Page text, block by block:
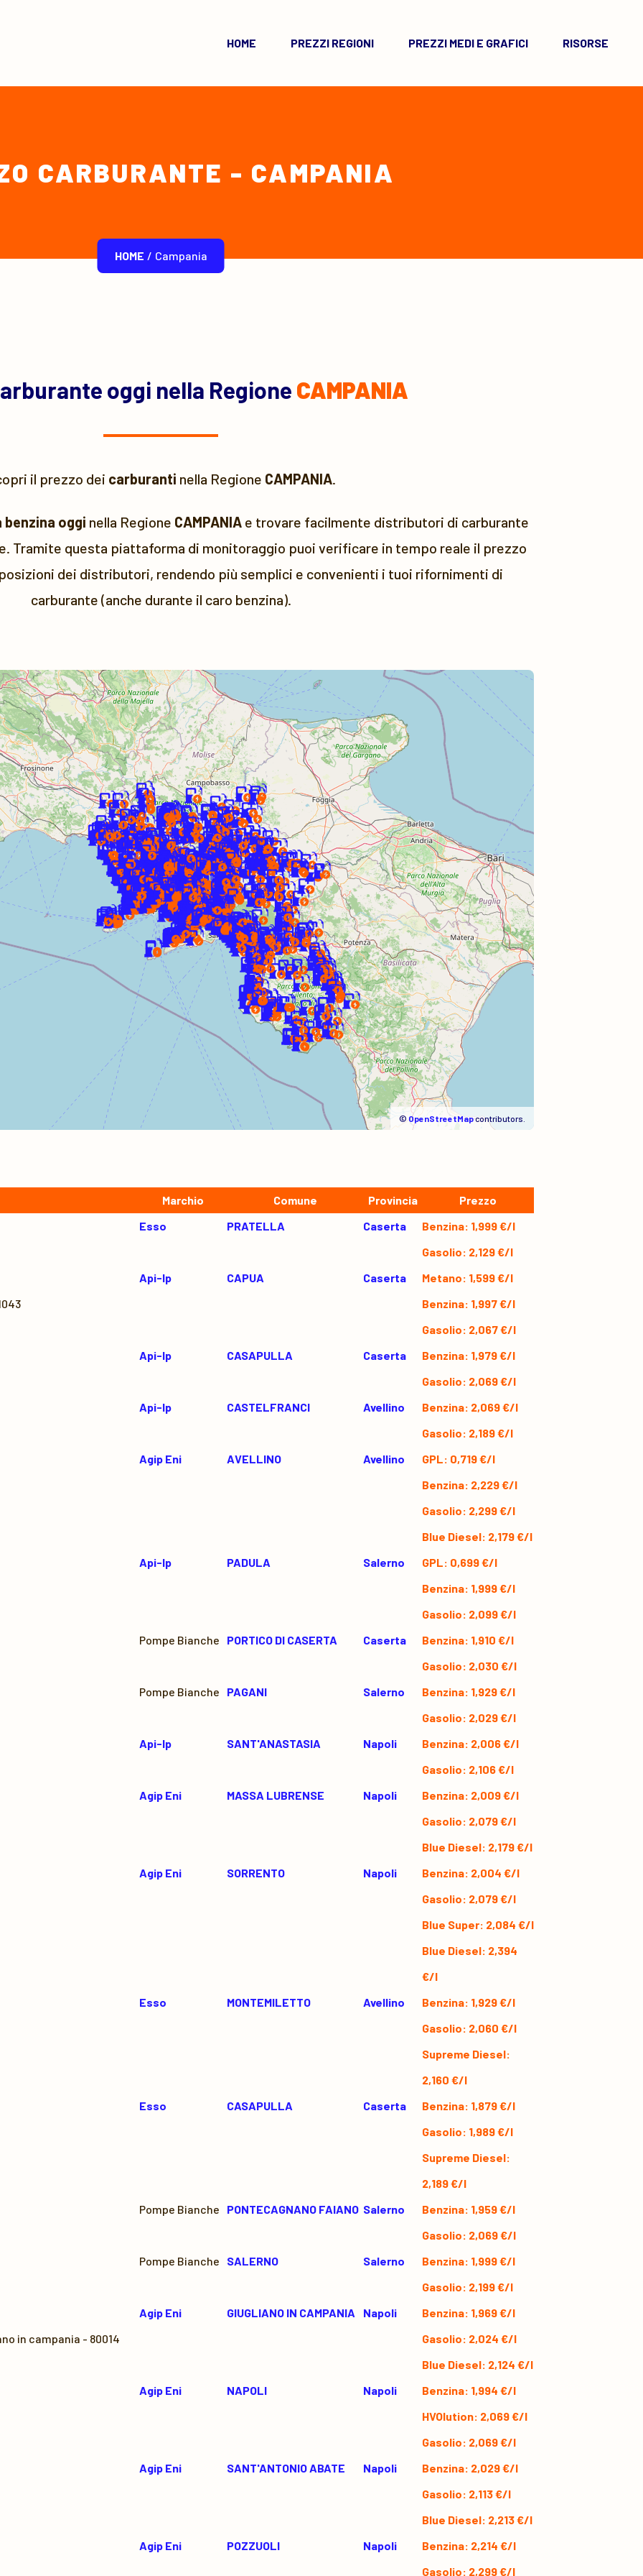
HOME PREZZI REGIONI PREZZI MEDI E GRAFICI RISORSE
CARBURANTE - CAMPANIA
HOME / Campania
oggi nella Regione CAMPANIA
il prezzo dei carburanti nella Regione CAMPANIA.
oggi nella Regione CAMPANIA e trovare facilmente distributori di carburante
Tramite questa piattaforma di monitoraggio puoi verificare in tempo reale il prezzo
dei distributori, rendendo più semplici e convenienti i tuoi rifornimenti di
carburante (anche durante il caro benzina).
©OpenStreetMapcontributors.
Marchio Comune Provincia
Prezzo
Esso
PRATELLA Caserta
Benzina: 1,999 €/l
Gasolio: 2,129 €/l
Api-Ip CAPUA Caserta
Metano: 1,599 €/l
Benzina: 1,997 €/l
Gasolio: 2,067 €/l
Api-Ip CASAPULLA Caserta
Benzina: 1,979 €/l
Gasolio: 2,069 €/l
Api-Ip
CASTELFRANCI Avellino
Benzina: 2,069 €/l
Gasolio: 2,189 €/l
Agip Eni
AVELLINO Avellino
GPL: 0,719 €/l
Benzina: 2,229 €/l
Gasolio: 2,299 €/l
Blue Diesel: 2,179 €/l
Api-Ip
PADULA Salerno
GPL: 0,699 €/l
Benzina: 1,999 €/l
Gasolio: 2,099 €/l
Pompe Bianche
PORTICO DI CASERTA Caserta
Benzina: 1,910 €/l
Gasolio: 2,030 €/l
Pompe Bianche
PAGANI Salerno
Benzina: 1,929 €/l
Gasolio: 2,029 €/l
Api-Ip
SANT'ANASTASIA Napoli
Benzina: 2,006 €/l
Gasolio: 2,106 €/l
Agip Eni
MASSA LUBRENSE Napoli
Benzina: 2,009 €/l
Gasolio: 2,079 €/l
Blue Diesel: 2,179 €/l
Agip Eni
SORRENTO Napoli
Benzina: 2,004 €/l
Gasolio: 2,079 €/l
Blue Super: 2,084 €/l
Blue Diesel: 2,394
€/l
Esso
MONTEMILETTO Avellino
Benzina: 1,929 €/l
Gasolio: 2,060 €/l
Supreme Diesel:
2,160 €/l
Esso
CASAPULLA Caserta
Benzina: 1,879 €/l
Gasolio: 1,989 €/l
Supreme Diesel:
2,189 €/l
Pompe Bianche
PONTECAGNANO FAIANO Salerno
Benzina: 1,959 €/l
Gasolio: 2,069 €/l
Pompe Bianche
SALERNO Salerno
Benzina: 1,999 €/l
Gasolio: 2,199 €/l
in campania - 80014
Agip Eni GIUGLIANO IN CAMPANIA Napoli
Benzina: 1,969 €/l
Gasolio: 2,024 €/l
Blue Diesel: 2,124 €/l
Agip Eni
NAPOLI Napoli
Benzina: 1,994 €/l
HVOlution: 2,069 €/l
Gasolio: 2,069 €/l
Agip Eni
SANT'ANTONIO ABATE Napoli
Benzina: 2,029 €/l
Gasolio: 2,113 €/l
Blue Diesel: 2,213 €/l
Agip Eni
POZZUOLI Napoli
Benzina: 2,214 €/l
Gasolio: 2,299 €/l